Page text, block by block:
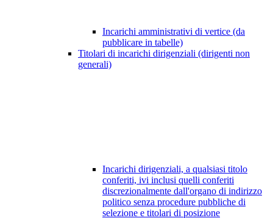
Incarichi amministrativi di vertice (da
pubblicare in tabelle)
Titolari di incarichi dirigenziali (dirigenti non
generali)
Incarichi dirigenziali, a qualsiasi titolo
conferiti, ivi inclusi quelli conferiti
discrezionalmente dall'organo di indirizzo
politico senza procedure pubbliche di
selezione e titolari di posizione